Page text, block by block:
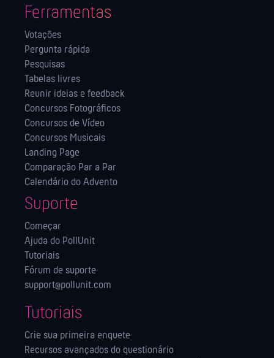
Ferramentas
Votações
Pergunta rápida
Pesquisas
Tabelas livres
Reunir ideias e feedback
Concursos Fotográficos
Concursos de Vídeo
Concursos Musicais
Landing Page
Comparação Par a Par
Calendário do Advento
Suporte
Começar
Ajuda do PollUnit
Tutoriais
Fórum de suporte
support@pollunit.com
Tutoriais
Crie sua primeira enquete
Recursos avançados do questionário